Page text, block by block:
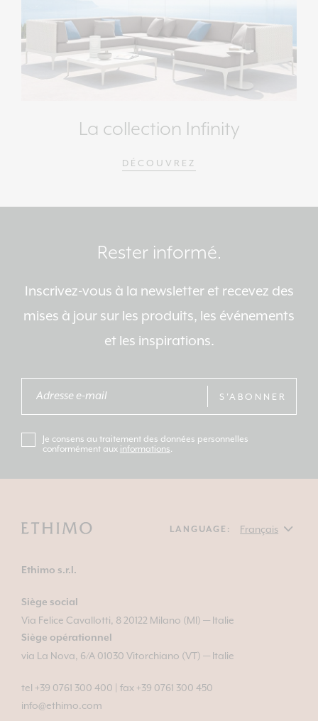
La collection Infinity
DÉCOUVREZ
Rester informé.
Inscrivez-vous à la newsletter et recevez des
mises à jour sur les produits, les événements
et les inspirations.
S'ABONNER
Je consens au traitement des données personnelles
conformément aux informations.
LANGUAGE:
Ethimo s.r.l.
Siège social
Via Felice Cavallotti, 8 20122 Milano (MI) — Italie
Siège opérationnel
via La Nova, 6/A 01030 Vitorchiano (VT) — Italie
tel +39 0761 300 400
fax +39 0761 300 450
info@ethimo.com